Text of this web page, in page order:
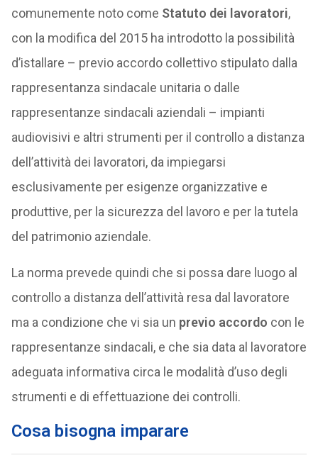
comunemente noto come Statuto dei lavoratori,
con la modifica del 2015 ha introdotto la possibilità
d’istallare – previo accordo collettivo stipulato dalla
rappresentanza sindacale unitaria o dalle
rappresentanze sindacali aziendali – impianti
audiovisivi e altri strumenti per il controllo a distanza
dell’attività dei lavoratori, da impiegarsi
esclusivamente per esigenze organizzative e
produttive, per la sicurezza del lavoro e per la tutela
del patrimonio aziendale.
La norma prevede quindi che si possa dare luogo al
controllo a distanza dell’attività resa dal lavoratore
ma a condizione che vi sia un previo accordo con le
rappresentanze sindacali, e che sia data al lavoratore
adeguata informativa circa le modalità d’uso degli
strumenti e di effettuazione dei controlli.
Cosa bisogna imparare